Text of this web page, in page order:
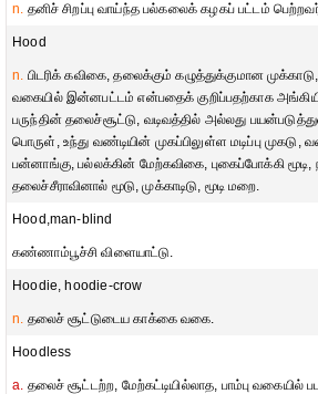
n. தனிச் சிறப்பு வாய்ந்த பல்கலைக் கழகப் பட்டம்
Hood
n. பிடரிக் கவிகை, தலைக்கும் கழுத்துக்குமான
வகையில் இன்னபட்டம் என்பதைக் குறிப்பதற்காக
பருந்தின் தலைச்சூட்டு, வடிவத்தில் அல்லது
பொருள், உந்து வண்டியின் முகப்பிலுள்ள மடிப்பு முகடு,
பன்னாங்கு, பல்லக்கின் மேற்கவிகை, புகைப்போக்கி மூடி,
தலைச்சீராவினால் மூடு, முக்காடிடு, மூடி மறை.
Hood,man-blind
கண்ணாம்பூச்சி விளையாட்டு.
Hoodie, hoodie-crow
n. தலைச் சூட்டுடைய காக்கை வகை.
Hoodless
a. தலைச் சூட்டற்ற, மேற்கட்டியில்லாத, பாம்பு வகையில்